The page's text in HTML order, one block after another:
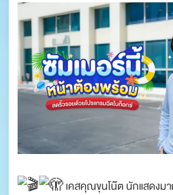
เคสคุณขุนโน๊ต นักแสดงม